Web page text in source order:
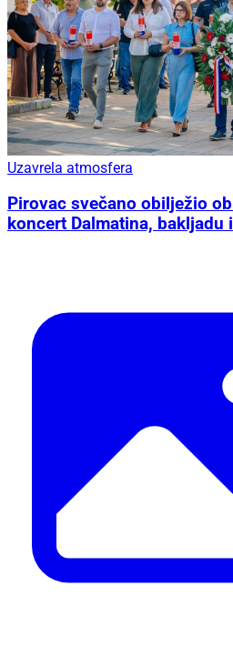
Uzavrela atmosfera
Pirovac svečano obilježio
koncert Dalmatina, bakljadu